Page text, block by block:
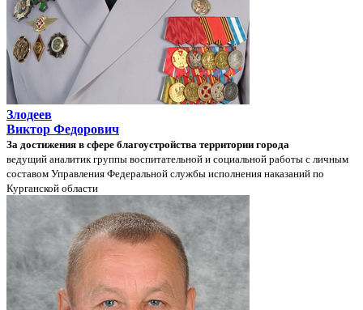
Злодеев
Виктор Федорович
За достижения в сфере благоустройства территории города
ведущий аналитик группы воспитательной и социальной работы с личным
составом Управления Федеральной службы исполнения наказаний по
Курганской области